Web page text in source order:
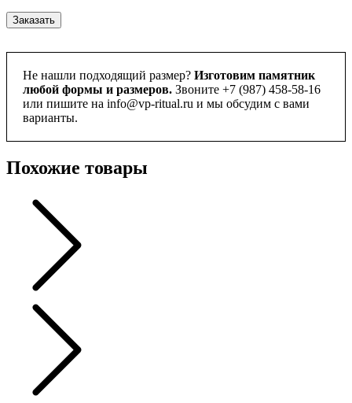
Заказать
Не нашли подходящий размер? Изготовим памятник
любой формы и размеров. Звоните +7 (987) 458-58-16
или пишите на info@vp-ritual.ru и мы обсудим с вами
варианты.
Похожие товары